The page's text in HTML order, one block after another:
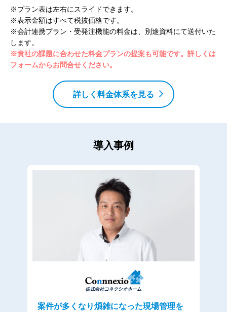
※プラン表は左右にスライドできます。
※表示金額はすべて税抜価格です。
※会計連携プラン・受発注機能の料金は、別途資料にて送付いた
します。
※貴社の課題に合わせた料金プランの提案も可能です。詳しくは
フォームからお問合せください。
詳しく料金体系を見る
導入事例
詳細で項目が多い新築見積でも、アイピ
アの見積作成機能を使うことで作成時間